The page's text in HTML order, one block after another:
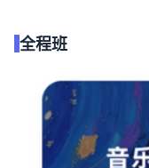
全程班